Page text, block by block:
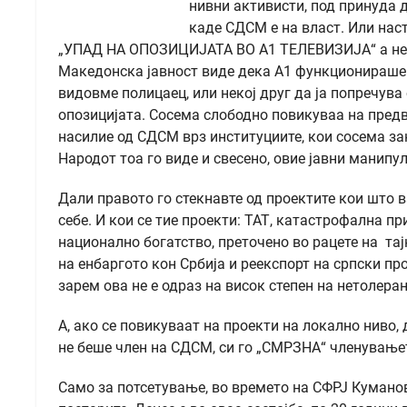
нивни активисти, под принуда
каде СДСМ е на власт. Или
„УПАД НА ОПОЗИЦИЈАТА ВО А1 ТЕЛЕВИЗИЈА“ а не
Македонска јавност виде дека А1
видовме полицаец, или некој друг да ја
опозицијата. Сосема слободно повикуваа на
насилие од СДСМ врз институциите, кои сосема
Народот тоа го виде и свесено, овие јавни
Дали правото го стекнавте од проектите кои
себе. И кои се тие проекти: ТАТ, катастрофална
национално богатство, преточено во рацете на
на енбаргото кон Србија и реекспорт на
зарем ова не е одраз на висок степен на
А, ако се повикуваат на проекти на локално
не беше член на СДСМ, си го „СМРЗНА“
Само за потсетување, во времето на СФРЈ